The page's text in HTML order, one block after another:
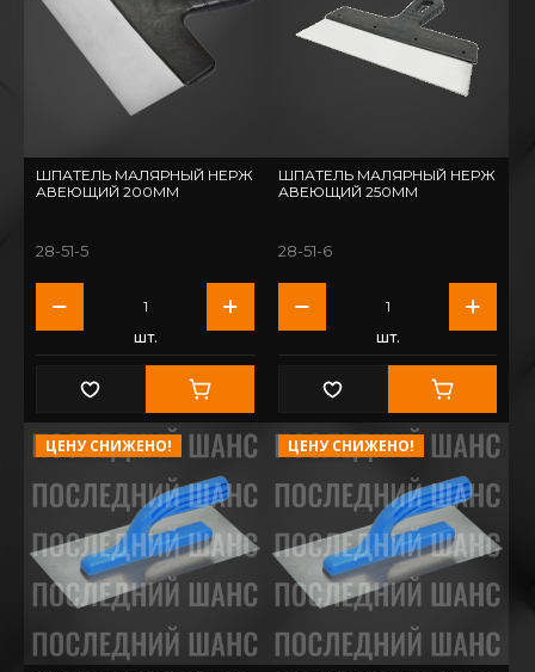
ШПАТЕЛЬ МАЛЯРНЫЙ НЕРЖ
АВЕЮЩИЙ 200ММ
28-51-5
шт.
ШПАТЕЛЬ МАЛЯРНЫЙ НЕРЖ
АВЕЮЩИЙ 250ММ
28-51-6
шт.
ЦЕНУ СНИЖЕНО! ЦЕНУ СНИЖЕНО!